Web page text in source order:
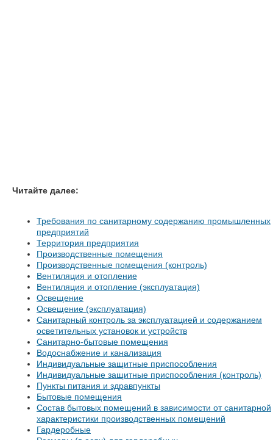
Читайте далее:
Требования по санитарному содержанию промышленных
предприятий
Территория предприятия
Производственные помещения
Производственные помещения (контроль)
Вентиляция и отопление
Вентиляция и отопление (эксплуатация)
Освещение
Освещение (эксплуатация)
Санитарный контроль за эксплуатацией и содержанием
осветительных установок и устройств
Санитарно-бытовые помещения
Водоснабжение и канализация
Индивидуальные защитные приспособления
Индивидуальные защитные приспособления (контроль)
Пункты питания и здравпункты
Бытовые помещения
Состав бытовых помещений в зависимости от санитарной
характеристики производственных помещений
Гардеробные